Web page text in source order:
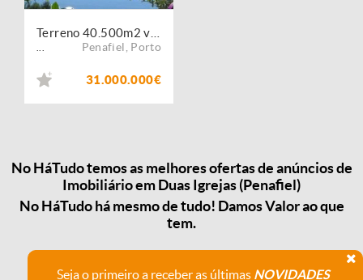
Penafiel Porto
31.000.000€
No HáTudo temos as melhores ofertas de anúncios de
Imobiliário em Duas Igrejas (Penafiel)
No HáTudo há mesmo de tudo! Damos Valor ao que
tem.
Seja o primeiro a receber as últimas NOVIDADES